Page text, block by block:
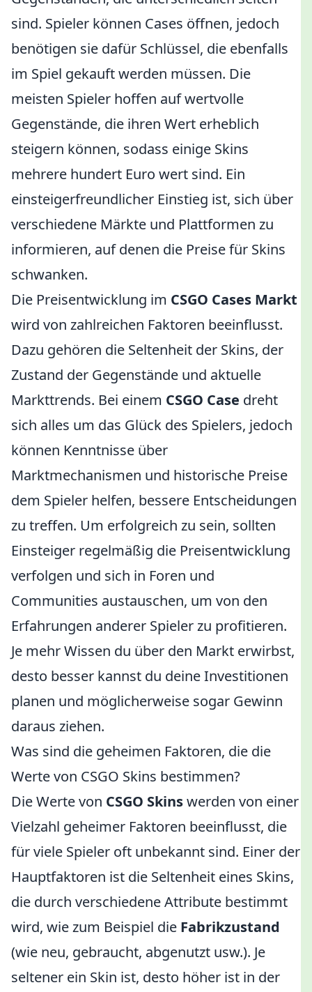
sind. Spieler können Cases öffnen, jedoch
benötigen sie dafür Schlüssel, die ebenfalls
im Spiel gekauft werden müssen. Die
meisten Spieler hoffen auf wertvolle
Gegenstände, die ihren Wert erheblich
steigern können, sodass einige Skins
mehrere hundert Euro wert sind. Ein
einsteigerfreundlicher Einstieg ist, sich über
verschiedene Märkte und Plattformen zu
informieren, auf denen die Preise für Skins
schwanken.
Die Preisentwicklung im CSGO Cases Markt
wird von zahlreichen Faktoren beeinflusst.
Dazu gehören die Seltenheit der Skins, der
Zustand der Gegenstände und aktuelle
Markttrends. Bei einem CSGO Case dreht
sich alles um das Glück des Spielers, jedoch
können Kenntnisse über
Marktmechanismen und historische Preise
dem Spieler helfen, bessere Entscheidungen
zu treffen. Um erfolgreich zu sein, sollten
Einsteiger regelmäßig die Preisentwicklung
verfolgen und sich in Foren und
Communities austauschen, um von den
Erfahrungen anderer Spieler zu profitieren.
Je mehr Wissen du über den Markt erwirbst,
desto besser kannst du deine Investitionen
planen und möglicherweise sogar Gewinn
daraus ziehen.
Was sind die geheimen Faktoren, die die
Werte von CSGO Skins bestimmen?
Die Werte von CSGO Skinswerden von einer
Vielzahl geheimer Faktoren beeinflusst, die
für viele Spieler oft unbekannt sind. Einer der
Hauptfaktoren ist die Seltenheit eines Skins,
die durch verschiedene Attribute bestimmt
wird, wie zum Beispiel die Fabrikzustand
(wie neu, gebraucht, abgenutzt usw.). Je
seltener ein Skin ist, desto höher ist in der